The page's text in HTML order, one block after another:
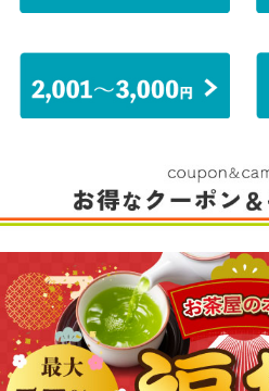
お茶 緑茶ティーバック がぶがぶ
飲める静岡深むしティーパック 10
0個入 総合ランキング1位 送料無
料 がぶ飲み 静岡茶 緑茶 深蒸し茶
静岡
1,380円（税込*）
送料無
ほうじ茶
ィーバック
茶ティーパ
送料無料
送料無
料